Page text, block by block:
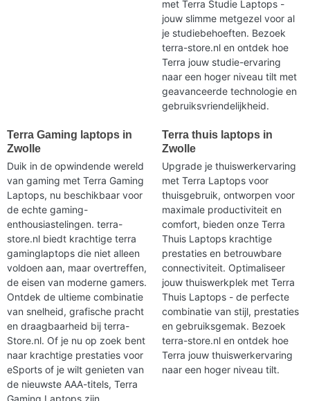
met Terra Studie Laptops -
jouw slimme metgezel voor al
je studiebehoeften. Bezoek
terra-store.nl en ontdek hoe
Terra jouw studie-ervaring
naar een hoger niveau tilt met
geavanceerde technologie en
gebruiksvriendelijkheid.
Terra Gaming laptops in
Zwolle
Duik in de opwindende wereld
van gaming met Terra Gaming
Laptops, nu beschikbaar voor
de echte gaming-
enthousiastelingen. terra-
store.nl biedt krachtige terra
gaminglaptops die niet alleen
voldoen aan, maar overtreffen,
de eisen van moderne gamers.
Ontdek de ultieme combinatie
van snelheid, grafische pracht
en draagbaarheid bij terra-
Store.nl. Of je nu op zoek bent
naar krachtige prestaties voor
eSports of je wilt genieten van
de nieuwste AAA-titels, Terra
Terra thuis laptops in
Zwolle
Upgrade je thuiswerkervaring
met Terra Laptops voor
thuisgebruik, ontworpen voor
maximale productiviteit en
comfort, bieden onze Terra
Thuis Laptops krachtige
prestaties en betrouwbare
connectiviteit. Optimaliseer
jouw thuiswerkplek met Terra
Thuis Laptops - de perfecte
combinatie van stijl, prestaties
en gebruiksgemak. Bezoek
terra-store.nl en ontdek hoe
Terra jouw thuiswerkervaring
naar een hoger niveau tilt.